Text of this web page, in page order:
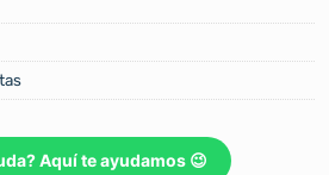
Aquí te ayudamos 😉